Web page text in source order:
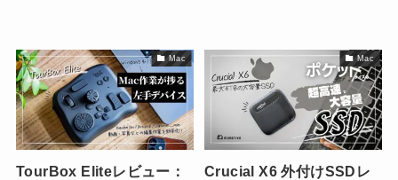
Mac
TourBox Eliteレビュー：
Mac
Crucial X6 外付けSSDレ